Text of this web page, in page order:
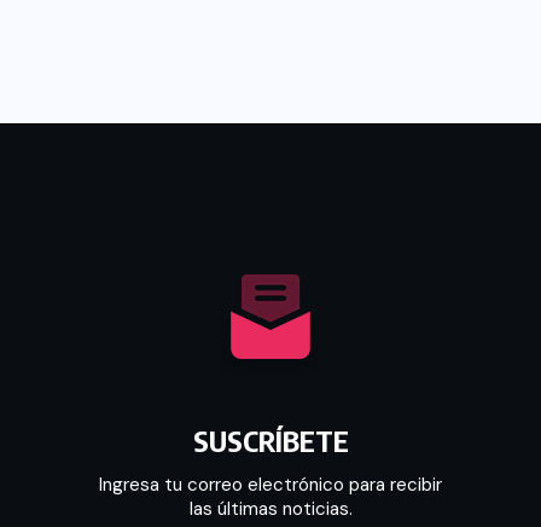
SUSCRÍBETE
Ingresa tu correo electrónico para recibir
las últimas noticias.